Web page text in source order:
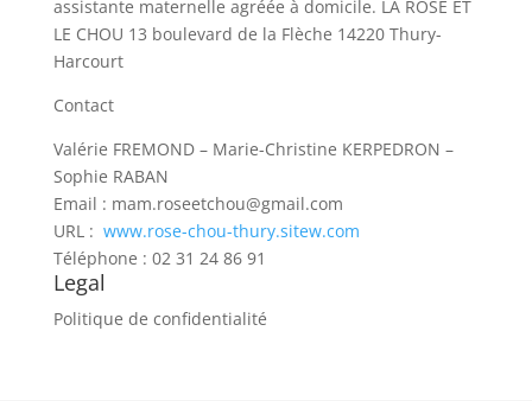
assistante maternelle agréée à domicile. LA ROSE ET
LE CHOU 13 boulevard de la Flèche 14220 Thury-
Harcourt
Contact
Valérie FREMOND – Marie-Christine KERPEDRON –
Sophie RABAN
Email : mam.roseetchou@gmail.com
URL : www.rose-chou-thury.sitew.com
Téléphone : 02 31 24 86 91
Legal
Politique de confidentialité